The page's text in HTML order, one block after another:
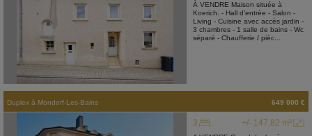
À VENDRE Maison située à
Koerich. - Hall d'entrée - Salon -
Living - Cuisine avec accès jardin -
3 chambres - 1 salle de bains - Wc
séparé - Chaufferie / pièc...
Duplex à Mondorf-Les-Bains 649 000 €
+/- 147,82 m²
3